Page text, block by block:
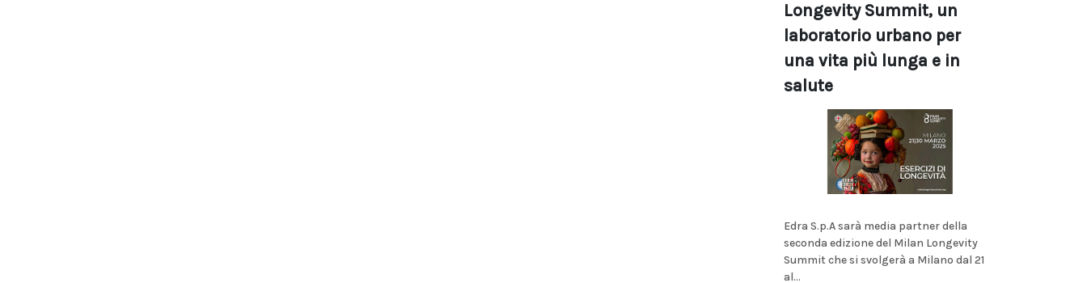
Longevity Summit, un
laboratorio urbano per
una vita più lunga e in
salute
Edra S.p.A sarà media partner della
seconda edizione del Milan Longevity
Summit che si svolgerà a Milano dal 21
al...